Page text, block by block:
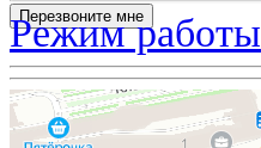
Режим работы